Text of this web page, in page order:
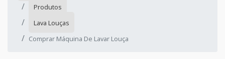
Produtos
Lava Louças
Comprar Máquina De Lavar Louça